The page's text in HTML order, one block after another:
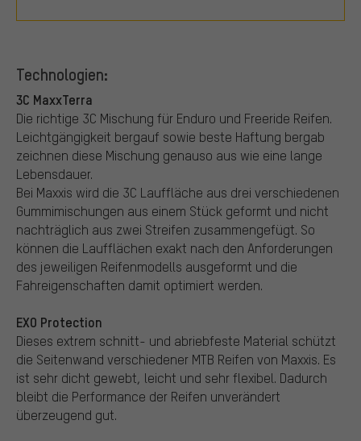
Technologien:
3C MaxxTerra
Die richtige 3C Mischung für Enduro und Freeride Reifen.
Leichtgängigkeit bergauf sowie beste Haftung bergab
zeichnen diese Mischung genauso aus wie eine lange
Lebensdauer.
Bei Maxxis wird die 3C Lauffläche aus drei verschiedenen
Gummimischungen aus einem Stück geformt und nicht
nachträglich aus zwei Streifen zusammengefügt. So
können die Laufflächen exakt nach den Anforderungen
des jeweiligen Reifenmodells ausgeformt und die
Fahreigenschaften damit optimiert werden.
EXO Protection
Dieses extrem schnitt- und abriebfeste Material schützt
die Seitenwand verschiedener MTB Reifen von Maxxis. Es
ist sehr dicht gewebt, leicht und sehr flexibel. Dadurch
bleibt die Performance der Reifen unverändert
überzeugend gut.